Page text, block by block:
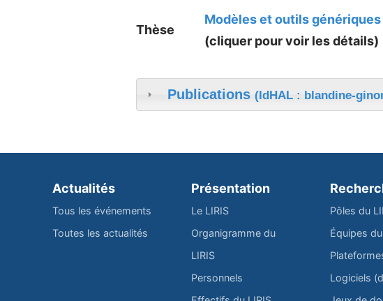
Thèse
Modèles et outils
(cliquer pour voir les détails)
Publications (IdHAL : blandine-
Actualités
Tous les événements
Toutes les actualités
Présentation
Le LIRIS
Organigramme du
LIRIS
Personnels
Pôles du
Équipes
Logiciels